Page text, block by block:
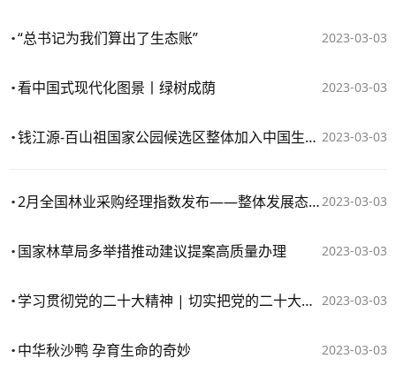
2023-03-03
“总书记为我们算出了生态账”
2023-03-03
看中国式现代化图景丨绿树成荫
2023-03-03
钱江源-百山祖国家公园候选区整体加入中国生物圈保护区网络
2023-03-03
2月全国林业采购经理指数发布——整体发展态势向好
2023-03-03
国家林草局多举措推动建议提案高质量办理
2023-03-03
学习贯彻党的二十大精神 | 切实把党的二十大精神落实到位——论学习贯彻党的二十届二中全会精神
2023-03-03
中华秋沙鸭 孕育生命的奇妙